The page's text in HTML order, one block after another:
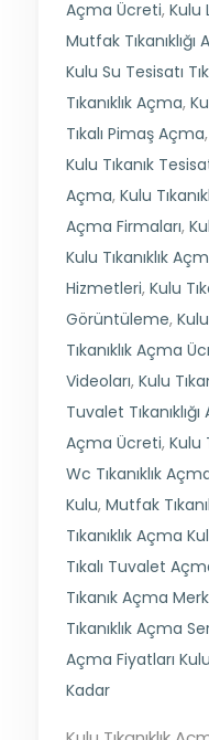
Açma Ücreti, Kulu
Mutfak Tıkanıklığı
Kulu Su Tesisatı
Tıkanıklık Açma,
Tıkalı Pimaş Açma,
Kulu Tıkanık
Açma, Kulu
Açma Firmaları,
Kulu Tıkanıklık
Hizmetleri, Kulu
Görüntüleme,
Tıkanıklık Açma
Videoları, Kulu
Tuvalet
Açma Ücreti, Kulu
Wc Tıkanıklık
Kulu, Mutfak
Tıkanıklık Açma
Tıkalı Tuvalet
Tıkanık Açma
Tıkanıklık Açma
Açma Fiyatları Kulu
Kadar